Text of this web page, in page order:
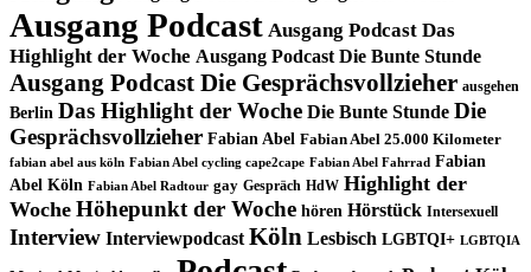
Ausgang Podcast Ausgang Podcast Das
Highlight der Woche Ausgang Podcast Die Bunte Stunde
Ausgang Podcast Die Gesprächsvollzieher ausgehen
Berlin Das Highlight der Woche Die Bunte Stunde Die
Gesprächsvollzieher Fabian Abel Fabian Abel 25.000 Kilometer
fabian abel aus köln Fabian Abel cycling cape2cape Fabian Abel Fahrrad Fabian
Abel Köln Fabian Abel Radtour gay Gespräch HdW Highlight der
Woche Höhepunkt der Woche hören Hörstück Intersexuell
Interview Interviewpodcast Köln Lesbisch LGBTQI+ LGBTQIA